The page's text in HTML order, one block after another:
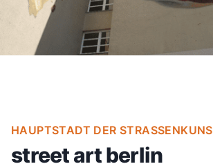
HAUPTSTADT DER STRASSENKUNST
street art berlin